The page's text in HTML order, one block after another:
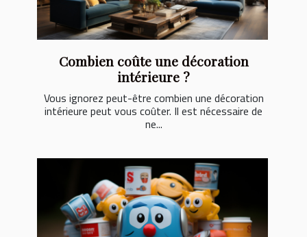
Combien coûte une décoration
intérieure ?
Vous ignorez peut-être combien une décoration
intérieure peut vous coûter. Il est nécessaire de
ne...